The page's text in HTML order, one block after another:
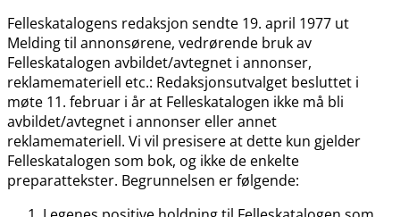
Felleskatalogens redaksjon sendte 19. april 1977 ut
Melding til annonsørene, vedrørende bruk av
Felleskatalogen avbildet​/​avtegnet i annonser,
reklamemateriell etc.: Redaksjonsutvalget besluttet i
møte 11. februar i år at Felleskatalogen ikke må bli
avbildet​/​avtegnet i annonser eller annet
reklamemateriell. Vi vil presisere at dette kun gjelder
Felleskatalogen som bok, og ikke de enkelte
preparattekster. Begrunnelsen er følgende: